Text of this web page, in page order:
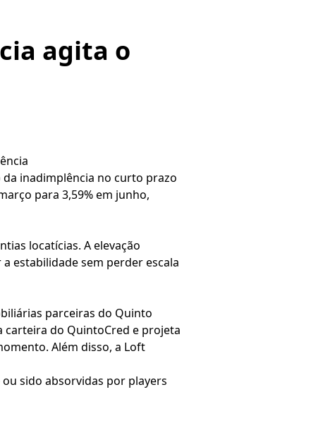
agita o
inadimplência no curto prazo
para 3,59% em junho,
locatícias. A elevação
estabilidade sem perder escala
parceiras do Quinto
carteira do QuintoCred e projeta
Além disso, a Loft
sido absorvidas por players